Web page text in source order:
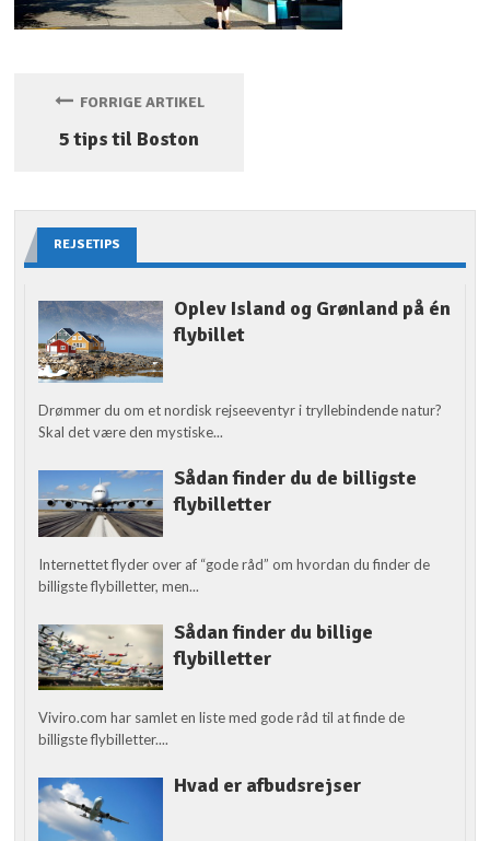
FORRIGE ARTIKEL
5 tips til Boston
REJSETIPS
Oplev Island og Grønland på én
flybillet
Drømmer du om et nordisk rejseeventyr i tryllebindende natur?
Skal det være den mystiske...
Sådan finder du de billigste
flybilletter
Internettet flyder over af “gode råd” om hvordan du finder de
billigste flybilletter, men...
Sådan finder du billige
flybilletter
Viviro.com har samlet en liste med gode råd til at finde de
billigste flybilletter....
Hvad er afbudsrejser